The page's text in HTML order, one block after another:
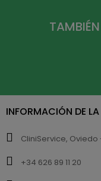
INFORMACIÓN DE
CliniService,
+34 626 89 11 20